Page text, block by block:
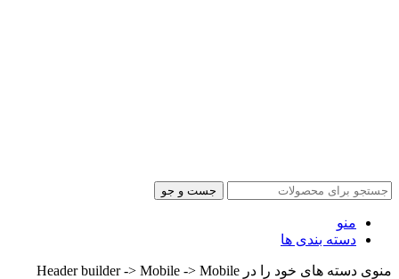
جست و جو
منو
دسته بندی ها
منوی دسته های خود را در Header builder -> Mobile -> Mobile